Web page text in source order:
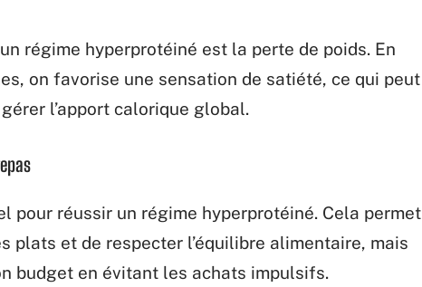
régime hyperprotéiné est la perte de poids. En
on favorise une sensation de satiété, ce qui peut
l’apport calorique global.
pour réussir un régime hyperprotéiné. Cela permet
plats et de respecter l’équilibre alimentaire, mais
budget en évitant les achats impulsifs.